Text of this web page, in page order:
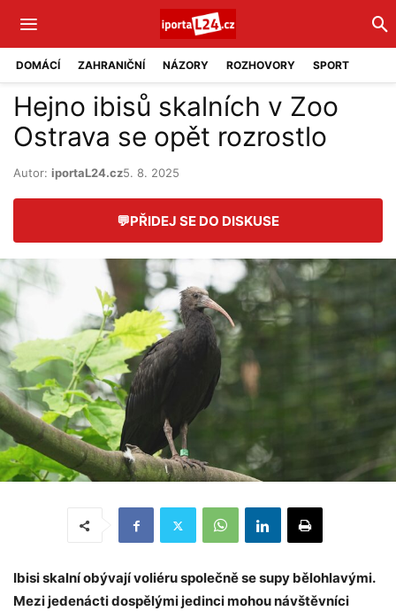
DOMÁCÍ ZAHRANIČNÍ NÁZORY ROZHOVORY SPORT
Hejno ibisů skalních v Zoo
Ostrava se opět rozrostlo
Autor: iportaL24.cz5. 8. 2025
💬PŘIDEJ SE DO DISKUSE
Ibisi skalní obývají voliéru společně se supy bělohlavými.
Mezi jedenácti dospělými jedinci mohou návštěvníci